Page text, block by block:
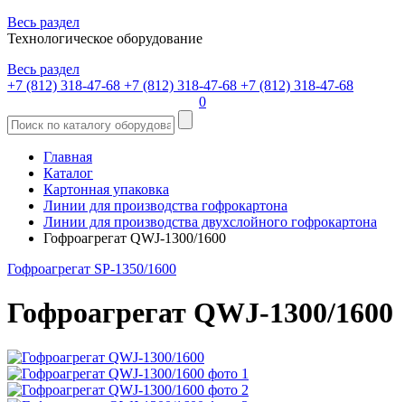
Весь раздел
Технологическое оборудование
Весь раздел
+7 (812) 318-47-68 +7 (812) 318-47-68 +7 (812) 318-47-68
0
Главная
Каталог
Картонная упаковка
Линии для производства гофрокартона
Линии для производства двухслойного гофрокартона
Гофроагрегат QWJ-1300/1600
Гофроагрегат SP-1350/1600
Гофроагрегат QWJ-1300/1600